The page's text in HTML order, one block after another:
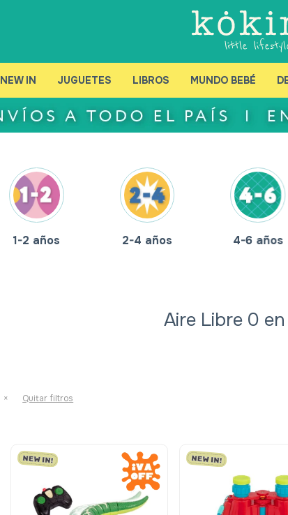
NEW IN JUGUETES LIBROS MUNDO BEBÉ
1-2 años 2-4 años 4-6 años
Aire Libre 0
Quitar filtros